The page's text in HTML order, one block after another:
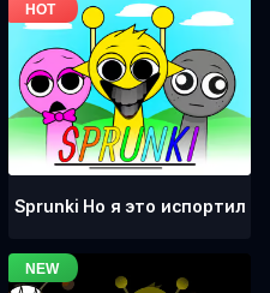
Sprunki Но я это испортил